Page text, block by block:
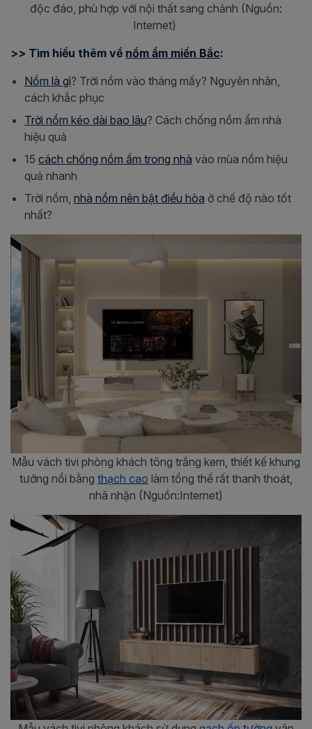
độc đáo, phù hợp với nội thất sang chảnh (Nguồn:
Internet)
>> Tìm hiểu thêm về nồm ẩm miền Bắc:
Nồm là gì? Trời nồm vào tháng mấy? Nguyên nhân,
cách khắc phục
Trời nồm kéo dài bao lâu? Cách chống nồm ẩm nhà
hiệu quả
15 cách chống nồm ẩm trong nhà vào mùa nồm hiệu
quả nhanh
Trời nồm, nhà nồm nên bật điều hòa ở chế độ nào tốt
nhất?
Mẫu vách tivi phòng khách tông trắng kem, thiết kế khung
tưởng nổi bằng thạch cao làm tổng thể rất thanh thoát,
nhã nhặn (Nguồn:Internet)